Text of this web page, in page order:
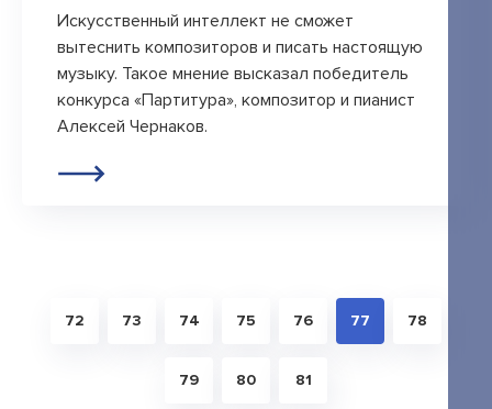
Искусственный интеллект не сможет
вытеснить композиторов и писать настоящую
музыку. Такое мнение высказал победитель
конкурса «Партитура», композитор и пианист
Алексей Чернаков.
72 73 74 75 76 77 78
79 80 81